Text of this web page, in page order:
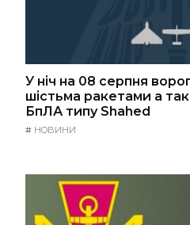
У ніч на 08 серпня
шістьма ракетами а
БпЛА типу Shahed
# НОВИНИ